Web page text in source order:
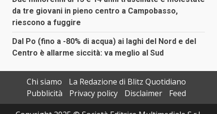
da tre giovani in pieno centro a Campobasso,
riescono a fuggire
Dal Po (fino a -80% di acqua) ai laghi del Nord e del
Centro è allarme siccità: va meglio al Sud
Chi siamo
La Redazione di Blitz Quotidiano
Pubblicità
Privacy policy Disclaimer
Feed